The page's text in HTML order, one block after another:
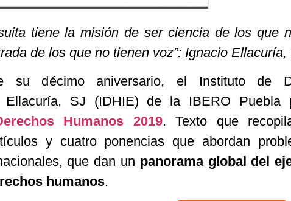
tiene la misión de ser ciencia de los que
de los que no tienen voz”: Ignacio Ellacuría,
décimo aniversario, el Instituto de
Ellacuría, SJ (IDHIE) de la IBERO Puebla
Humanos 2019. Texto que
y cuatro ponencias que abordan
que dan un panorama global del
humanos.